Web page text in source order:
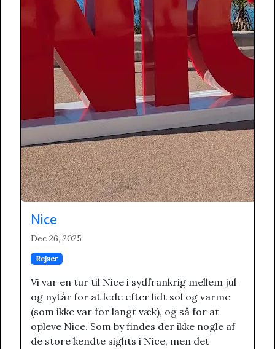
Nice
Dec 26, 2025
Rejser
Vi var en tur til Nice i sydfrankrig mellem jul
og nytår for at lede efter lidt sol og varme
(som ikke var for langt væk), og så for at
opleve Nice. Som by findes der ikke nogle af
de store kendte sights i Nice, men det